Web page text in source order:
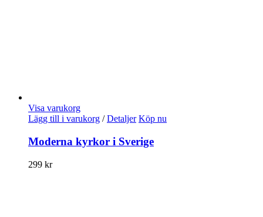
Visa varukorg
Lägg till i varukorg / Detaljer Köp nu
Moderna kyrkor i Sverige
299 kr